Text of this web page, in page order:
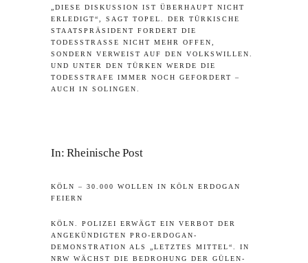
DIESE DISKUSSION IST ÜBERHAUPT NICHT E
RLEDIGT“, SAGT TOPEL. DER TÜRKISCHE S
TAATSPRÄSIDENT FORDERT DIE T
ODESSTRASSE NICHT MEHR OFFEN, SO
NDERN VERWEIST AUF DEN VOLKSWILLEN. UN
D UNTER DEN TÜRKEN WERDE DIE TO
DESSTRAFE IMMER NOCH GEFORDERT – AU
CH IN SOLINGEN.
In:Rheinische Post
KÖLN – 30.000 WOLLEN IN KÖLN ERDOGAN
FEIERN
KÖLN. POLIZEI ERWÄGT EIN VERBOT DER
ANGEKÜNDIGTEN PRO-ERDOGAN-
DEMONSTRATION ALS „LETZTES MITTEL“. IN
NRW WÄCHST DIE BEDROHUNG DER GÜLEN-